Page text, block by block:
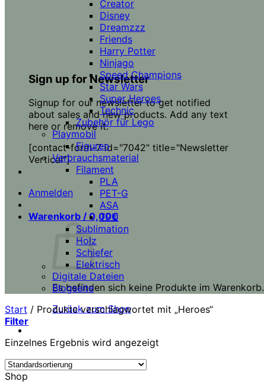
Sign up for Newsletter
Signup for our newsletter to get notified
about sales and new products. Add any text
here or remove it.
[contact-form-7 id="7042" title="Newsletter
Vertical"]
Anmelden
Warenkorb / 0,00€
Es befinden sich keine Produkte im Warenkorb.
Zurück zum Shop
Creator
Disney
Dreamzzz
Friends
Harry Potter
Ninjago
Speed Champions
Star Wars
Super Heroes
Technic
Zubehör für Lego
Playmobil
Figuren
Verbrauchsmaterial
Filament
PLA
PET-G
ASA
TPU
Sublimation
Holz
Schiefer
Elektrisch
Digitale Dateien
Blogseite
Start / Produkte verschlagwortet mit „Heroes“
Filter
Einzelnes Ergebnis wird angezeigt
Shop